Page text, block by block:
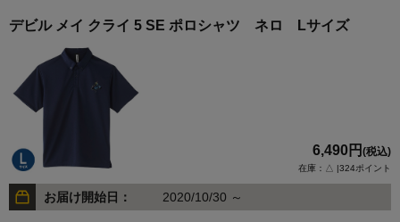
デビル メイ クライ 5 SE ポロシャツ ネロ Lサイズ
6,490円 (税込)
在庫：△ |324ポイント
お届け開始日： 2020/10/30 ～